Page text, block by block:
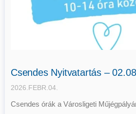
Csendes Nyitvatartás –
2026.FEBR.04.
Csendes órák a Városligeti